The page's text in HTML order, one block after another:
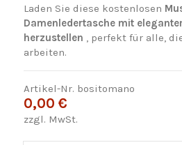
Laden Sie diese kostenlosen
Damenledertasche mit
herzustellen , perfekt für alle,
arbeiten.
Artikel-Nr. bositomano
0,00 €
zzgl. MwSt.